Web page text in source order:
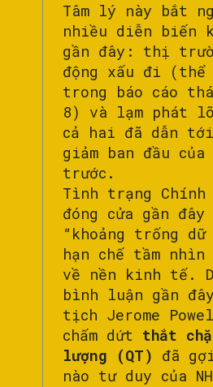
Tâm lý này bắt
nhiều diễn biến
gần đây: thị
động xấu đi (thể
trong báo cáo
8) và lạm phát
cả hai đã dẫn
giảm ban đầu của
trước.
Tình trạng Chính
đóng cửa gần
“khoảng trống
hạn chế tầm nhìn
về nền kinh tế.
bình luận gần
tịch Jerome
chấm dứt thắt
lượng (QT) đã
nào tư duy của